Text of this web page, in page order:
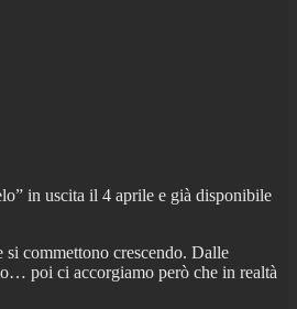
in uscita il 4 aprile e già disponibile
si commettono crescendo. Dalle
poi ci accorgiamo però che in realtà